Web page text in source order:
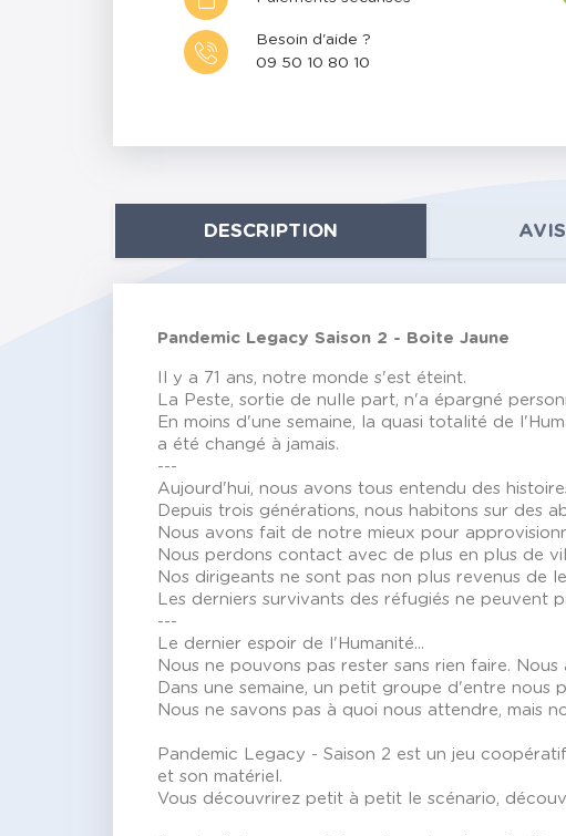
Besoin d'aide ?
09 50 10 80 10
DESCRIPTION
Pandemic Legacy Saison 2 - Boite Jaune
Il y a 71 ans, notre monde s'est éteint.
La Peste, sortie de nulle part, n'a épargné
En moins d'une semaine, la quasi totalité de
a été changé à jamais.
---
Aujourd'hui, nous avons tous entendu des
Depuis trois générations, nous habitons sur des
Nous avons fait de notre mieux pour
Nous perdons contact avec de plus en plus de
Nos dirigeants ne sont pas non plus revenus de
Les derniers survivants des réfugiés ne peuvent
---
Le dernier espoir de l'Humanité...
Nous ne pouvons pas rester sans rien faire.
Dans une semaine, un petit groupe d'entre
Nous ne savons pas à quoi nous attendre, mais
Pandemic Legacy - Saison 2 est un jeu
et son matériel.
Vous découvrirez petit à petit le scénario,